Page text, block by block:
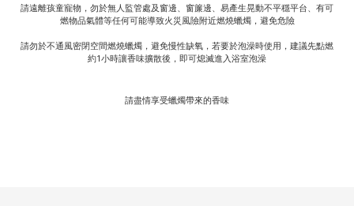
請遠離孩童寵物，勿於無人監管處及窗邊、窗簾邊、易產生晃動不平穩平台、有可
燃物品氣體等任何可能導致火災風險附近燃燒蠟燭，避免危險
請勿於不通風密閉空間燃燒蠟燭，避免慢性缺氧，若要於泡澡時使用，建議先點燃
約1小時讓香味擴散後，即可熄滅進入浴室泡澡
請盡情享受蠟燭帶來的香味